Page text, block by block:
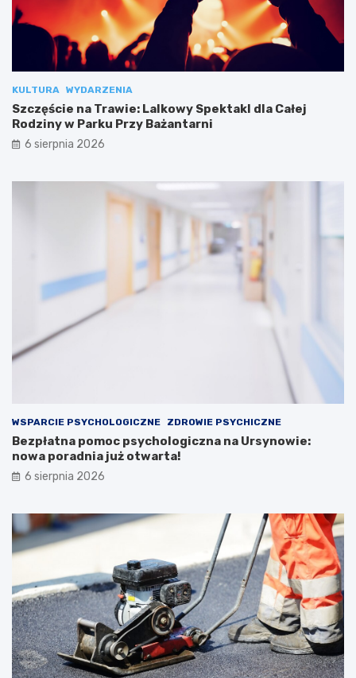
KULTURA WYDARZENIA
Szczęście na Trawie: Lalkowy Spektakl dla Całej
Rodziny w Parku Przy Bażantarni
6 sierpnia 2026
WSPARCIE PSYCHOLOGICZNE ZDROWIE PSYCHICZNE
Bezpłatna pomoc psychologiczna na Ursynowie:
nowa poradnia już otwarta!
6 sierpnia 2026